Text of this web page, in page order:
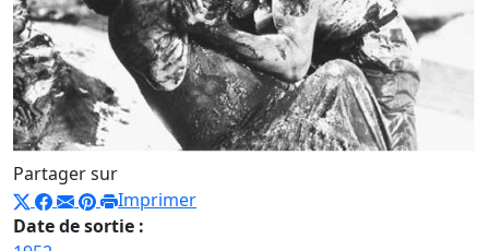
Partager sur
Imprimer
Date de sortie :